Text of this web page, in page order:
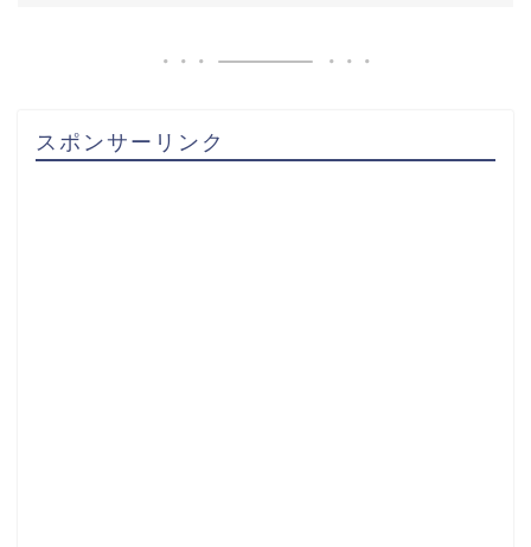
スポンサーリンク